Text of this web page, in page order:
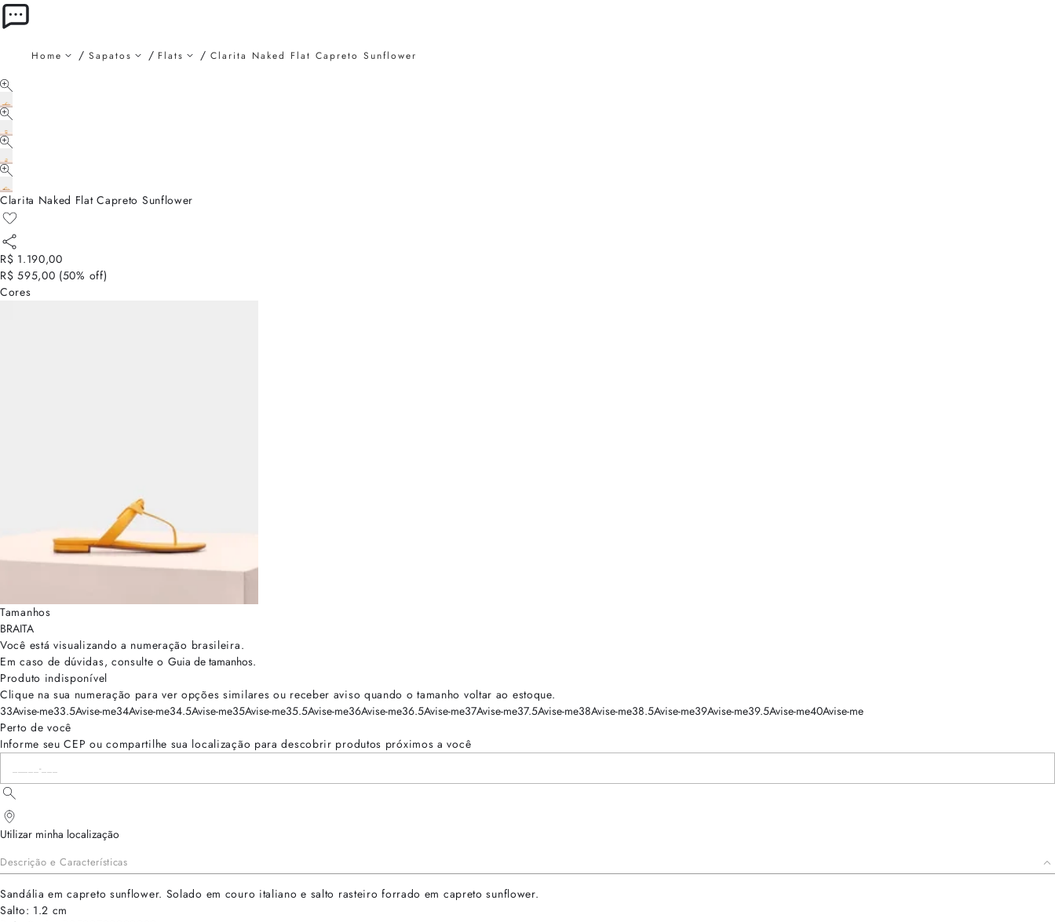
Home Sapatos Flats Clarita Naked Flat Capreto Sunflower
Clarita Naked Flat Capreto Sunflower
R$ 1.190,00
R$ 595,00 (50% off)
Cores
Tamanhos
BRAITA
Você está visualizando a numeração brasileira.
Em caso de dúvidas, consulte o Guia de tamanhos.
Produto indisponível
Clique na sua numeração para ver opções similares ou receber aviso quando o tamanho voltar ao estoque.
33Avise-me33.5Avise-me34Avise-me34.5Avise-me35Avise-me35.5Avise-me36Avise-me36.5Avise-me37Avise-me37.5Avise-me38Avise-me38.5Avise-me39Avise-me39.5Avise-me40Avise-me
Perto de você
Informe seu CEP ou compartilhe sua localização para descobrir produtos próximos a você
Utilizar minha localização
Descrição e Características
Sandália em capreto sunflower. Solado em couro italiano e salto rasteiro forrado em capreto sunflower.
Salto: 1.2 cm